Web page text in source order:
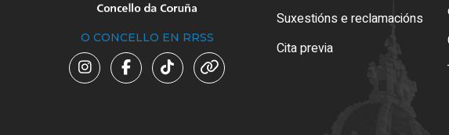
O CONCELLO EN RRSS
Suxestións e reclamacións
Cita previa